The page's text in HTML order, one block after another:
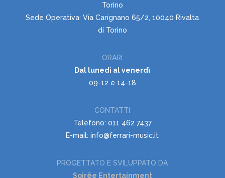
Torino
Sede Operativa: Via Carignano 65/2, 10040 Rivalta
di Torino
ORARI
Dal lunedì al venerdì
09-12 e 14-18
CONTATTI
Telefono: 011 462 7437
E-mail: info@ferrari-music.it
PROGETTATO E SVILUPPATO DA
Soirëe Entertainment